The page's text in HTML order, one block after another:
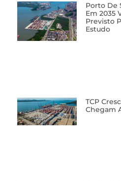
Porto De
Em 2035
Previsto
Estudo
TCP
Chegam